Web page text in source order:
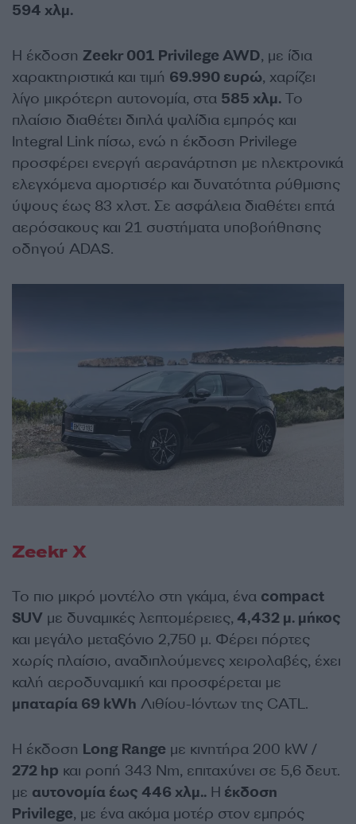
594 χλμ.
Η έκδοση Zeekr 001 Privilege AWD, με ίδια
χαρακτηριστικά και τιμή 69.990 ευρώ, χαρίζει
λίγο μικρότερη αυτονομία, στα 585 χλμ. Το
πλαίσιο διαθέτει διπλά ψαλίδια εμπρός και
Integral Link πίσω, ενώ η έκδοση Privilege
προσφέρει ενεργή αερανάρτηση με ηλεκτρονικά
ελεγχόμενα αμορτισέρ και δυνατότητα ρύθμισης
ύψους έως 83 χλστ. Σε ασφάλεια διαθέτει επτά
αερόσακους και 21 συστήματα υποβοήθησης
οδηγού ADAS.
Zeekr X
Το πιο μικρό μοντέλο στη γκάμα, ένα compact
SUV με δυναμικές λεπτομέρειες, 4,432 μ. μήκος
και μεγάλο μεταξόνιο 2,750 μ. Φέρει πόρτες
χωρίς πλαίσιο, αναδιπλούμενες χειρολαβές, έχει
καλή αεροδυναμική και προσφέρεται με
μπαταρία 69 kWh Λιθίου-Ιόντων της CATL.
Η έκδοση Long Range με κινητήρα 200 kW /
272 hp και ροπή 343 Nm, επιταχύνει σε 5,6 δευτ.
με αυτονομία έως 446 χλμ.. Η έκδοση
Privilege, με ένα ακόμα μοτέρ στον εμπρός